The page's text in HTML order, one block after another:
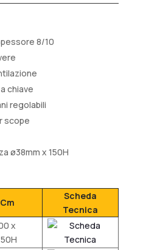
8/10
chiave
regolabili
scope
ø38mm x 150H
Scheda
Tecnica
x